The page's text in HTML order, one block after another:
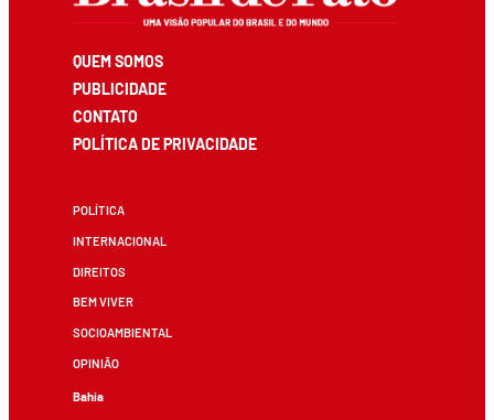
QUEM SOMOS
PUBLICIDADE
CONTATO
POLÍTICA DE PRIVACIDADE
POLÍTICA
INTERNACIONAL
DIREITOS
BEM VIVER
SOCIOAMBIENTAL
OPINIÃO
Bahia